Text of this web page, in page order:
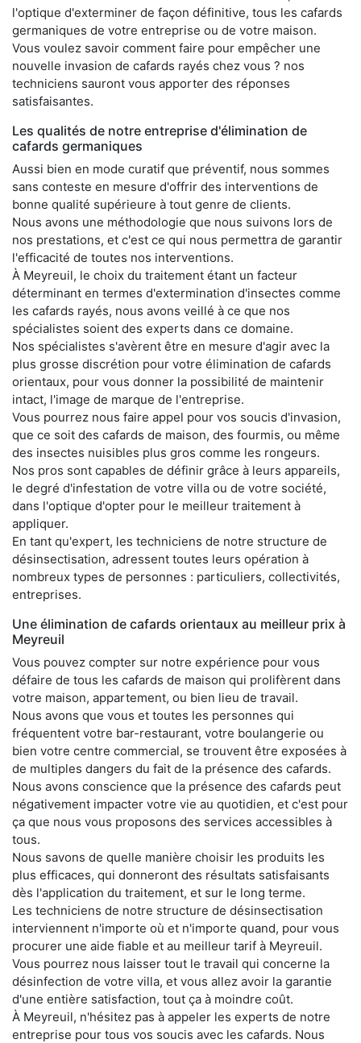
l'optique d'exterminer de façon définitive, tous les cafards
germaniques de votre entreprise ou de votre maison.
Vous voulez savoir comment faire pour empêcher une
nouvelle invasion de cafards rayés chez vous ? nos
techniciens sauront vous apporter des réponses
satisfaisantes.
Les qualités de notre entreprise d'élimination de
cafards germaniques
Aussi bien en mode curatif que préventif, nous sommes
sans conteste en mesure d'offrir des interventions de
bonne qualité supérieure à tout genre de clients.
Nous avons une méthodologie que nous suivons lors de
nos prestations, et c'est ce qui nous permettra de garantir
l'efficacité de toutes nos interventions.
À Meyreuil, le choix du traitement étant un facteur
déterminant en termes d'extermination d'insectes comme
les cafards rayés, nous avons veillé à ce que nos
spécialistes soient des experts dans ce domaine.
Nos spécialistes s'avèrent être en mesure d'agir avec la
plus grosse discrétion pour votre élimination de cafards
orientaux, pour vous donner la possibilité de maintenir
intact, l'image de marque de l'entreprise.
Vous pourrez nous faire appel pour vos soucis d'invasion,
que ce soit des cafards de maison, des fourmis, ou même
des insectes nuisibles plus gros comme les rongeurs.
Nos pros sont capables de définir grâce à leurs appareils,
le degré d'infestation de votre villa ou de votre société,
dans l'optique d'opter pour le meilleur traitement à
appliquer.
En tant qu'expert, les techniciens de notre structure de
désinsectisation, adressent toutes leurs opération à
nombreux types de personnes : particuliers, collectivités,
entreprises.
Une élimination de cafards orientaux au meilleur prix à
Meyreuil
Vous pouvez compter sur notre expérience pour vous
défaire de tous les cafards de maison qui prolifèrent dans
votre maison, appartement, ou bien lieu de travail.
Nous avons que vous et toutes les personnes qui
fréquentent votre bar-restaurant, votre boulangerie ou
bien votre centre commercial, se trouvent être exposées à
de multiples dangers du fait de la présence des cafards.
Nous avons conscience que la présence des cafards peut
négativement impacter votre vie au quotidien, et c'est pour
ça que nous vous proposons des services accessibles à
tous.
Nous savons de quelle manière choisir les produits les
plus efficaces, qui donneront des résultats satisfaisants
dès l'application du traitement, et sur le long terme.
Les techniciens de notre structure de désinsectisation
interviennent n'importe où et n'importe quand, pour vous
procurer une aide fiable et au meilleur tarif à Meyreuil.
Vous pourrez nous laisser tout le travail qui concerne la
désinfection de votre villa, et vous allez avoir la garantie
d'une entière satisfaction, tout ça à moindre coût.
À Meyreuil, n'hésitez pas à appeler les experts de notre
entreprise pour tous vos soucis avec les cafards. Nous